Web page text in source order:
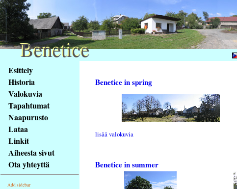
obsah
stránky
Klávesové
zkratky
tomto
webu
základní
Hlavní
strana
Esittely
Historia
Valokuvia
Tapahtumat
Naapurusto
Lataa
Linkit
Aiheesta sivut
Ota yhteyttä
Add sidebar
Benetice in spring
lisää valokuvia
Benetice in summer
Benetice
Benetice